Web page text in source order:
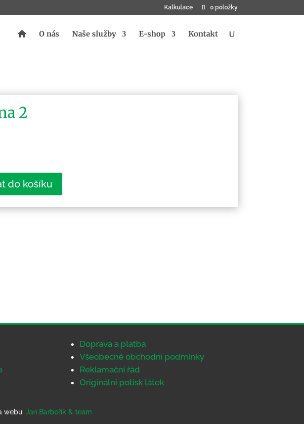
Kalkulace 0 položky
O nás Naše služby E-shop Kontakt
2
do košíku
Doprava a platba
Všeobecné obchodní podmínky
Reklamační řád
Originální potisk látek
webu: Jan Barbořík & team